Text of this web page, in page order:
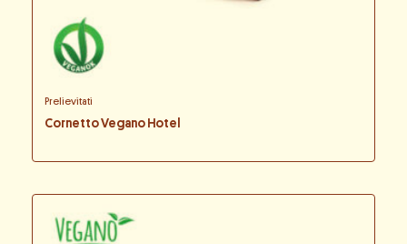
Prelievitati
Cornetto Vegano Hotel